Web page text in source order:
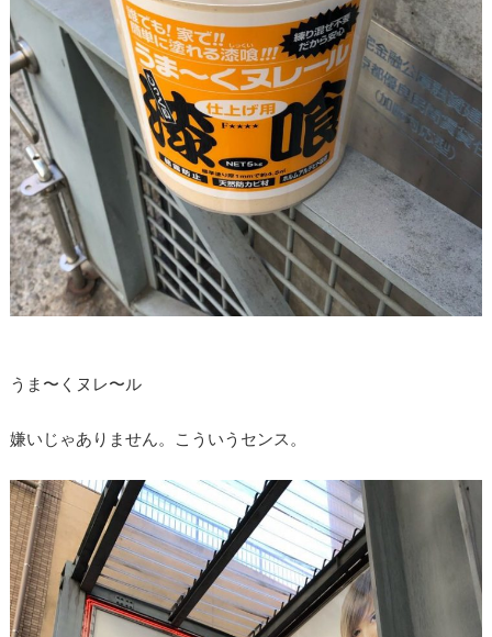
うま〜くヌレ〜ル
嫌いじゃありません。こういうセンス。